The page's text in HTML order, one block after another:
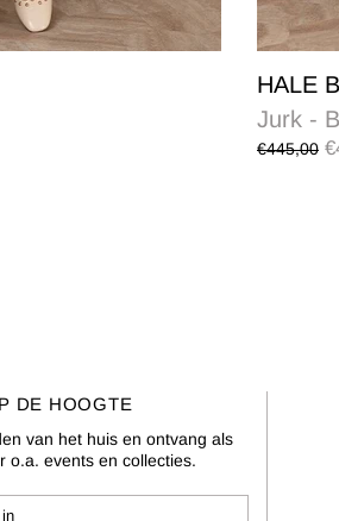
HALE
Jurk -
€445,00
DE HOOGTE
van het huis en ontvang als
o.a. events en collecties.